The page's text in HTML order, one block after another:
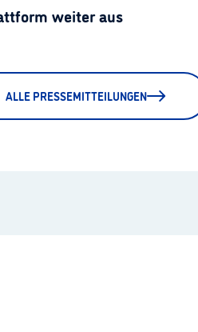
weiter aus
ALLE PRESSEMITTEILUNGEN